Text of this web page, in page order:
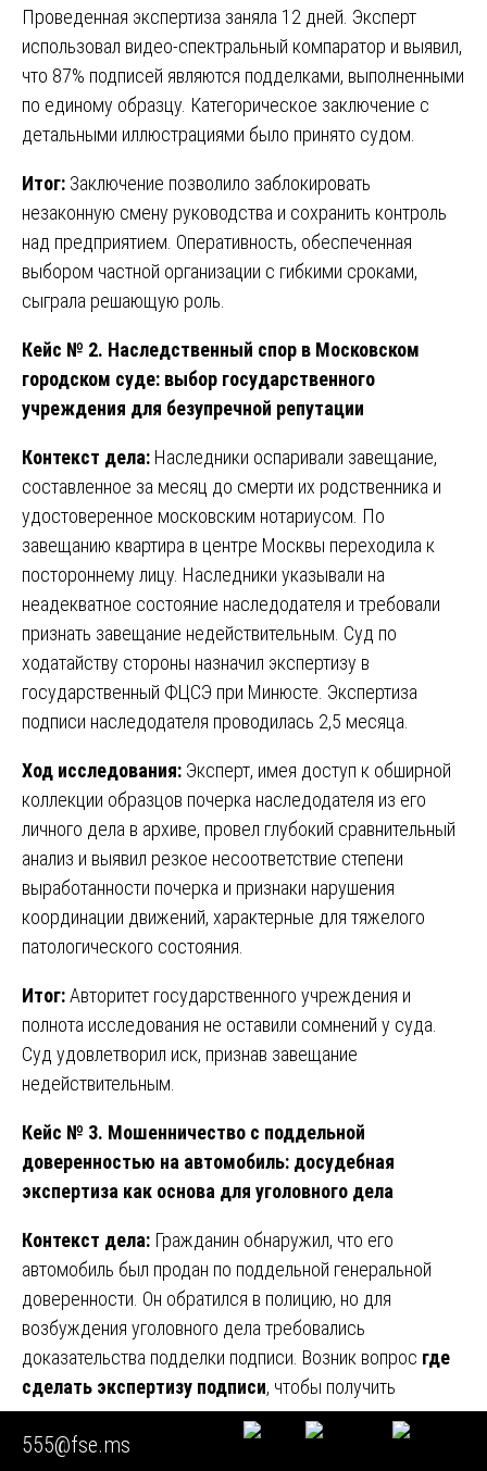
Проведенная экспертиза заняла 12 дней. Эксперт
использовал видео-спектральный компаратор и выявил,
что 87% подписей являются подделками, выполненными
по единому образцу. Категорическое заключение с
детальными иллюстрациями было принято судом.
Итог: Заключение позволило заблокировать
незаконную смену руководства и сохранить контроль
над предприятием. Оперативность, обеспеченная
выбором частной организации с гибкими сроками,
сыграла решающую роль.
Кейс № 2. Наследственный спор в Московском
городском суде: выбор государственного
учреждения для безупречной репутации
Контекст дела: Наследники оспаривали завещание,
составленное за месяц до смерти их родственника и
удостоверенное московским нотариусом. По
завещанию квартира в центре Москвы переходила к
постороннему лицу. Наследники указывали на
неадекватное состояние наследодателя и требовали
признать завещание недействительным. Суд по
ходатайству стороны назначил экспертизу в
государственный ФЦСЭ при Минюсте. Экспертиза
подписи наследодателя проводилась 2,5 месяца.
Ход исследования: Эксперт, имея доступ к обширной
коллекции образцов почерка наследодателя из его
личного дела в архиве, провел глубокий сравнительный
анализ и выявил резкое несоответствие степени
выработанности почерка и признаки нарушения
координации движений, характерные для тяжелого
патологического состояния.
Итог:Авторитет государственного учреждения и
полнота исследования не оставили сомнений у суда.
Суд удовлетворил иск, признав завещание
недействительным.
Кейс № 3. Мошенничество с поддельной
доверенностью на автомобиль: досудебная
экспертиза как основа для уголовного дела
Контекст дела: Гражданин обнаружил, что его
автомобиль был продан по поддельной генеральной
доверенности. Он обратился в полицию, но для
возбуждения уголовного дела требовались
доказательства подделки подписи. Возник вопрос где
сделать экспертизу подписи, чтобы получить
заключение, достаточное для правоохранительных
органов.
555@fse.ms